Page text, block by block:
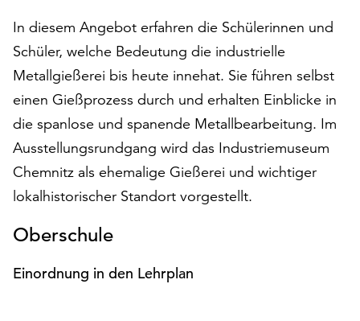
„Alle
akzeptieren“,
um
alle
Cookies
zu
akzeptieren.
Sie
können
Ihr
jederzeit
und
In diesem Angebot erfahren die Schülerinnen und
Schüler, welche Bedeutung die industrielle
Metallgießerei bis heute innehat. Sie führen selbst
einen Gießprozess durch und erhalten Einblicke in
die spanlose und spanende Metallbearbeitung. Im
Ausstellungsrundgang wird das Industriemuseum
Chemnitz als ehemalige Gießerei und wichtiger
lokalhistorischer Standort vorgestellt.
Oberschule
Einordnung in den Lehrplan